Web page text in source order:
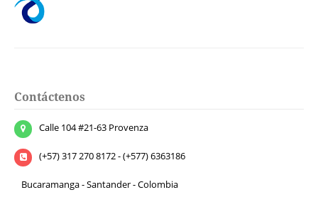
Contáctenos
Calle 104 #21-63 Provenza
(+57) 317 270 8172 - (+577) 6363186
Bucaramanga - Santander - Colombia